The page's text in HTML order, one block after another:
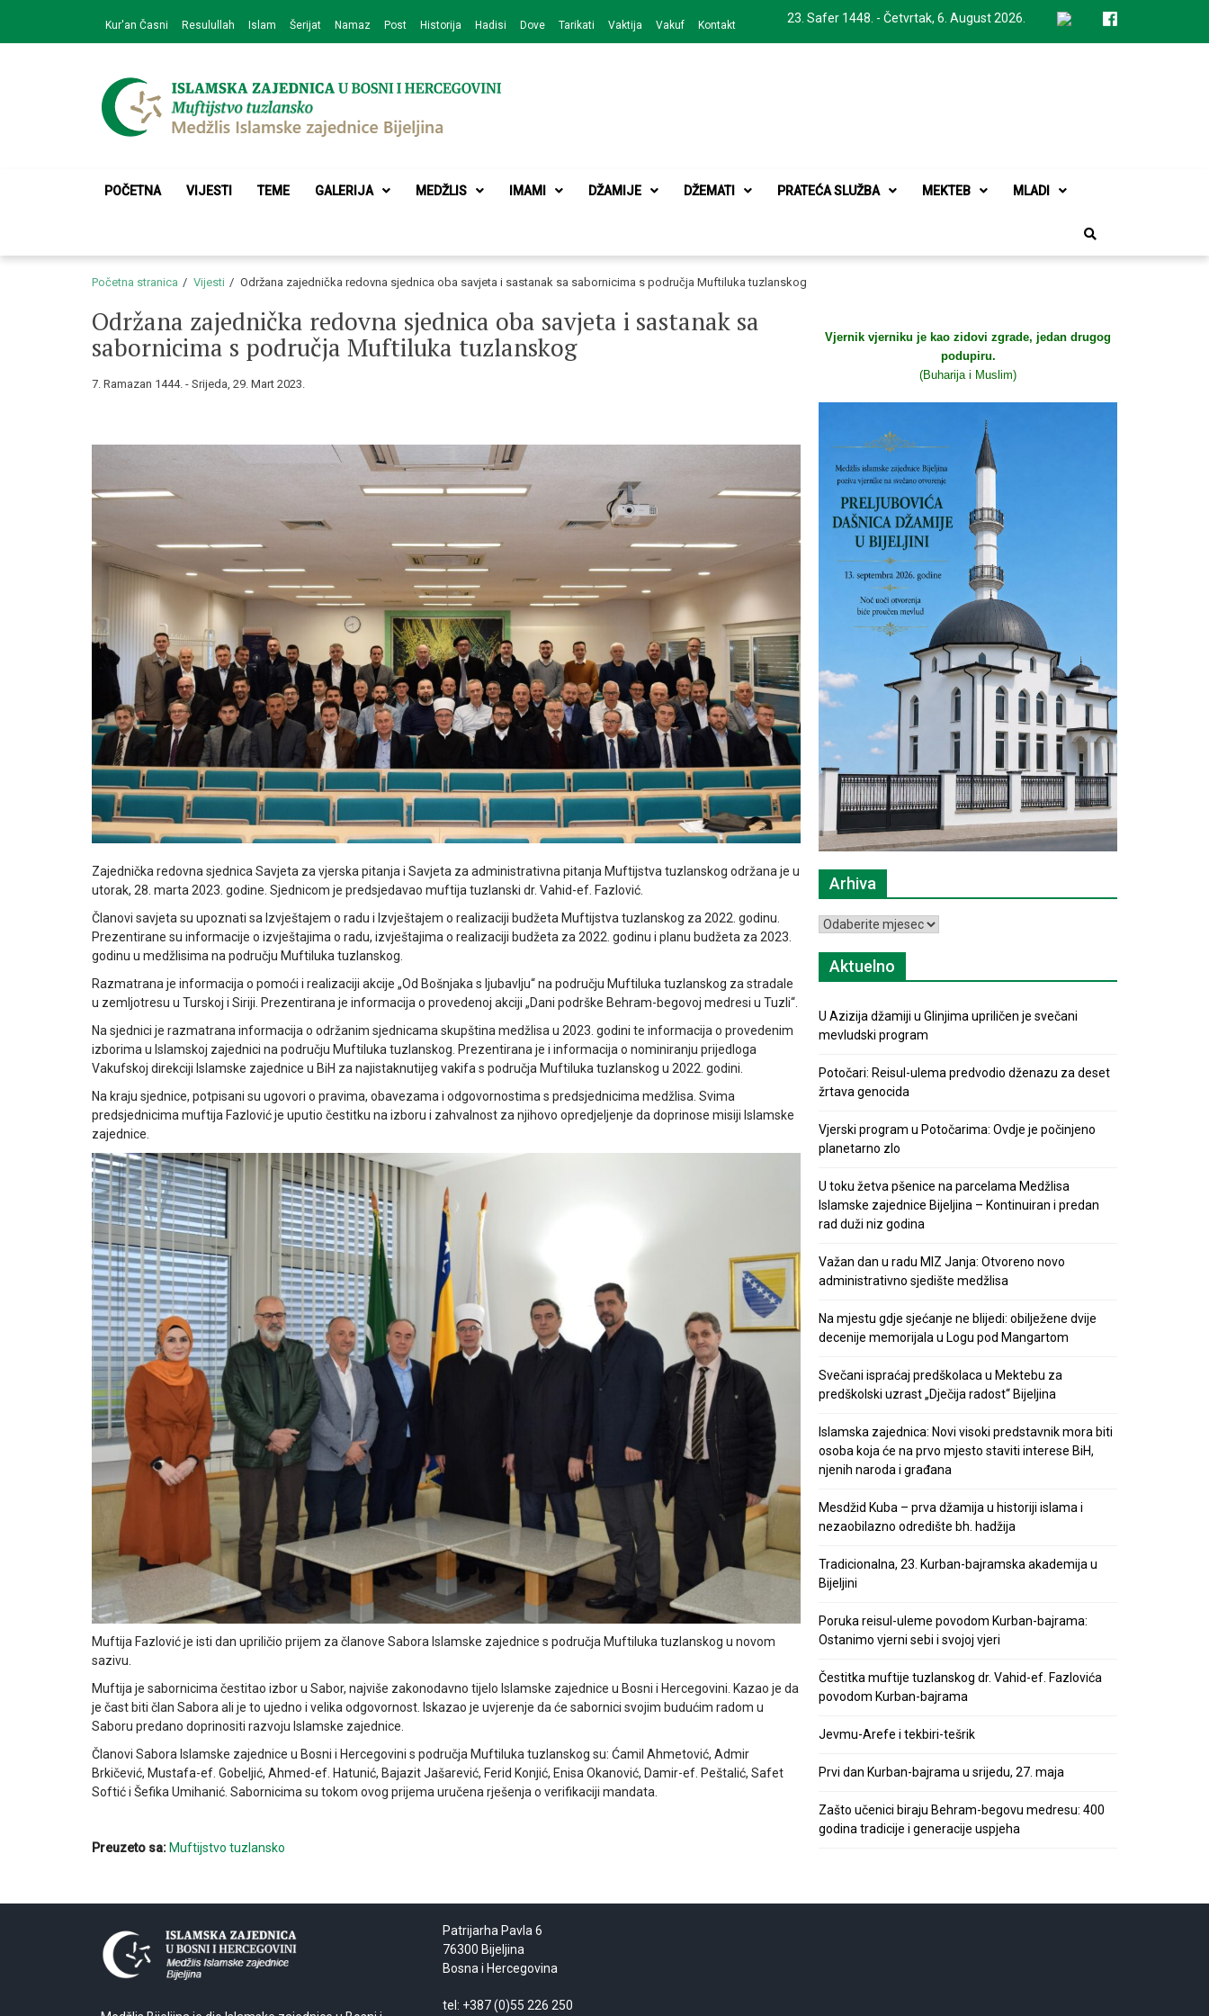
navigation
content
23. Safer 1448. - Četvrtak, 6. August 2026.
Kur'an Časni Resulullah Islam Šerijat Namaz Post Historija Hadisi Dove Tarikati Vaktija Vakuf Kontakt
Medžlis Islamske zajednice Bijeljina
POČETNA VIJESTI TEME GALERIJA MEDŽLIS IMAMI DŽAMIJE DŽEMATI PRATEĆA SLUŽBA MEKTEB MLADI
Početna stranica Vijesti Održana zajednička redovna sjednica oba savjeta i sastanak sa sabornicima s područja Muftiluka tuzlanskog
Održana zajednička redovna sjednica oba savjeta i sastanak sa
sabornicima s područja Muftiluka tuzlanskog
7. Ramazan 1444. - Srijeda, 29. Mart 2023.
Zajednička redovna sjednica Savjeta za vjerska pitanja i Savjeta za administrativna pitanja Muftijstva tuzlanskog održana je u
utorak, 28. marta 2023. godine. Sjednicom je predsjedavao muftija tuzlanski dr. Vahid-ef. Fazlović.
Članovi savjeta su upoznati sa Izvještajem o radu i Izvještajem o realizaciji budžeta Muftijstva tuzlanskog za 2022. godinu.
Prezentirane su informacije o izvještajima o radu, izvještajima o realizaciji budžeta za 2022. godinu i planu budžeta za 2023.
godinu u medžlisima na području Muftiluka tuzlanskog.
Razmatrana je informacija o pomoći i realizaciji akcije „Od Bošnjaka s ljubavlju“ na području Muftiluka tuzlanskog za stradale
u zemljotresu u Turskoj i Siriji. Prezentirana je informacija o provedenoj akciji „Dani podrške Behram-begovoj medresi u Tuzli“.
Na sjednici je razmatrana informacija o održanim sjednicama skupština medžlisa u 2023. godini te informacija o provedenim
izborima u Islamskoj zajednici na području Muftiluka tuzlanskog. Prezentirana je i informacija o nominiranju prijedloga
Vakufskoj direkciji Islamske zajednice u BiH za najistaknutijeg vakifa s područja Muftiluka tuzlanskog u 2022. godini.
Na kraju sjednice, potpisani su ugovori o pravima, obavezama i odgovornostima s predsjednicima medžlisa. Svima
predsjednicima muftija Fazlović je uputio čestitku na izboru i zahvalnost za njihovo opredjeljenje da doprinose misiji Islamske
zajednice.
Muftija Fazlović je isti dan upriličio prijem za članove Sabora Islamske zajednice s područja Muftiluka tuzlanskog u novom
sazivu.
Muftija je sabornicima čestitao izbor u Sabor, najviše zakonodavno tijelo Islamske zajednice u Bosni i Hercegovini. Kazao je da
je čast biti član Sabora ali je to ujedno i velika odgovornost. Iskazao je uvjerenje da će sabornici svojim budućim radom u
Saboru predano doprinositi razvoju Islamske zajednice.
Članovi Sabora Islamske zajednice u Bosni i Hercegovini s područja Muftiluka tuzlanskog su: Ćamil Ahmetović, Admir
Brkičević, Mustafa-ef. Gobeljić, Ahmed-ef. Hatunić, Bajazit Jašarević, Ferid Konjić, Enisa Okanović, Damir-ef. Peštalić, Safet
Softić i Šefika Umihanić. Sabornicima su tokom ovog prijema uručena rješenja o verifikaciji mandata.
Preuzeto sa: Muftijstvo tuzlansko
Vjernik vjerniku je kao zidovi zgrade, jedan drugog
podupiru.
(Buharija i Muslim)
Arhiva
Arhiva
Aktuelno
U Azizija džamiji u Glinjima upriličen je svečani
mevludski program
Potočari: Reisul-ulema predvodio dženazu za deset
žrtava genocida
Vjerski program u Potočarima: Ovdje je počinjeno
planetarno zlo
U toku žetva pšenice na parcelama Medžlisa
Islamske zajednice Bijeljina – Kontinuiran i predan
rad duži niz godina
Važan dan u radu MIZ Janja: Otvoreno novo
administrativno sjedište medžlisa
Na mjestu gdje sjećanje ne blijedi: obilježene dvije
decenije memorijala u Logu pod Mangartom
Svečani ispraćaj predškolaca u Mektebu za
predškolski uzrast „Dječija radost“ Bijeljina
Islamska zajednica: Novi visoki predstavnik mora biti
osoba koja će na prvo mjesto staviti interese BiH,
njenih naroda i građana
Mesdžid Kuba – prva džamija u historiji islama i
nezaobilazno odredište bh. hadžija
Tradicionalna, 23. Kurban-bajramska akademija u
Bijeljini
Poruka reisul-uleme povodom Kurban-bajrama:
Ostanimo vjerni sebi i svojoj vjeri
Čestitka muftije tuzlanskog dr. Vahid-ef. Fazlovića
povodom Kurban-bajrama
Jevmu-Arefe i tekbiri-tešrik
Prvi dan Kurban-bajrama u srijedu, 27. maja
Zašto učenici biraju Behram-begovu medresu: 400
godina tradicije i generacije uspjeha
Patrijarha Pavla 6
76300 Bijeljina
Bosna i Hercegovina
tel: +387 (0)55 226 250